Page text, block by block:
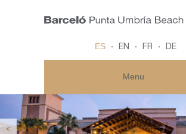
ES EN FR DE
Menu
<